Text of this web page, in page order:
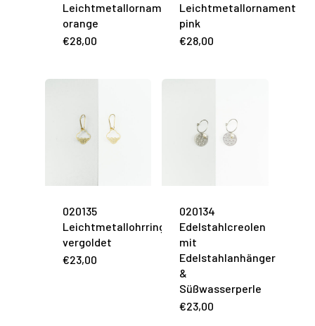
Leichtmetallornament
orange
€28,00
Leichtmetallornament
pink
€28,00
020135
Leichtmetallohrringe
vergoldet
€23,00
020134
Edelstahlcreolen
mit
Edelstahlanhänger
&
Süßwasserperle
€23,00